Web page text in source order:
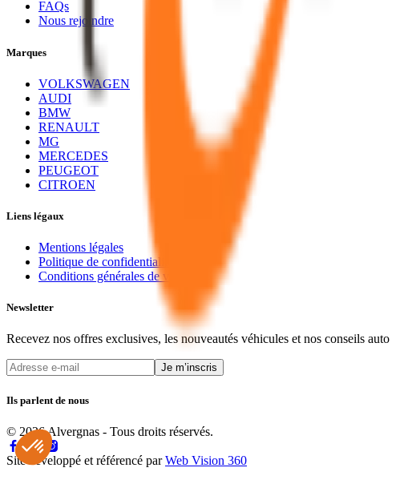
FAQs
Nous rejoindre
Marques
VOLKSWAGEN
AUDI
BMW
RENAULT
MG
MERCEDES
PEUGEOT
CITROEN
Liens légaux
Mentions légales
Politique de confidentialité
Conditions générales de vente
Newsletter
Recevez nos offres exclusives, les nouveautés véhicules et nos conseils auto
Je m’inscris
Ils parlent de nous
© 2026 Alvergnas - Tous droits réservés.
Site développé et référencé parWeb Vision 360